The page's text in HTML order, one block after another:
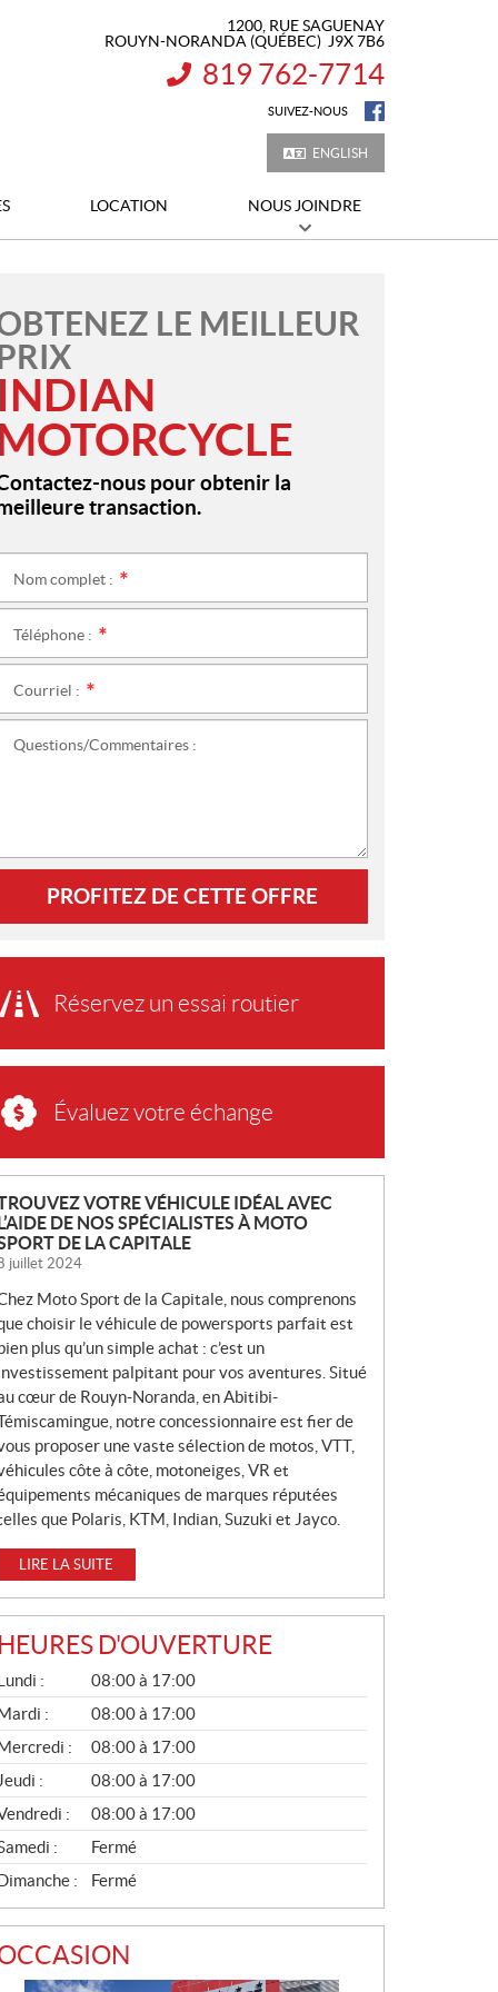
1200, RUE SAGUENAY
ROUYN-NORANDA (QUÉBEC) J9X 7B6
INFORMATION :
819 762-7714
SUIVEZ-NOUS
ENGLISH
LOCATION NOUS JOINDRE
LE MEILLEUR
INDIAN
MOTORCYCLE
nous pour obtenir la
transaction.
Nom complet :
Téléphone :
Courriel :
Questions/Commentaires :
PROFITEZ DE CETTE OFFRE
Réservez un essai routier
Évaluez votre échange
V
VOTRE VÉHICULE IDÉAL AVEC
DE NOS SPÉCIALISTES À MOTO
DE LA CAPITALE
juillet 2024
Moto Sport de la Capitale, nous comprenons
choisir le véhicule de powersports parfait est
plus qu’un simple achat : c’est un
palpitant pour vos aventures. Situé
cœur de Rouyn-Noranda, en Abitibi-
notre concessionnaire est fier de
proposer une vaste sélection de motos, VTT,
côte à côte, motoneiges, VR et
mécaniques de marques réputées
que Polaris, KTM, Indian, Suzuki et Jayco.
LIRE LA SUITE
HEURES D'OUVERTURE
:
08:00 à 17:00
:
08:00 à 17:00
:
08:00 à 17:00
Jeudi :
08:00 à 17:00
:
08:00 à 17:00
:
Fermé
:
Fermé